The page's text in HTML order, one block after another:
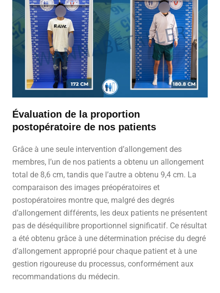
Évaluation de la proportion
postopératoire de nos patients
Grâce à une seule intervention d’allongement des
membres, l’un de nos patients a obtenu un allongement
total de 8,6 cm, tandis que l’autre a obtenu 9,4 cm. La
comparaison des images préopératoires et
postopératoires montre que, malgré des degrés
d’allongement différents, les deux patients ne présentent
pas de déséquilibre proportionnel significatif. Ce résultat
a été obtenu grâce à une détermination précise du degré
d’allongement approprié pour chaque patient et à une
gestion rigoureuse du processus, conformément aux
recommandations du médecin.